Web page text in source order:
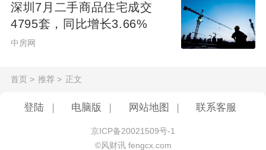
深圳7月二手商品住宅成交
4795套，同比增长3.66%
中房网
首页 > 推荐 > 正文
登陆 电脑版 网站地图 联系客服
京ICP备20021509号-1
©风财讯 fengcx.com